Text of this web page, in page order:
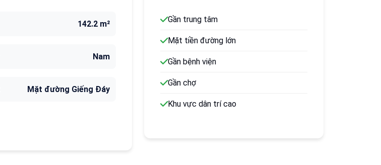
142.2 m²
Nam
Mặt đường Giếng Đáy
Gần trung tâm
Mặt tiền đường lớn
Gần bệnh viện
Gần chợ
Khu vực dân trí cao